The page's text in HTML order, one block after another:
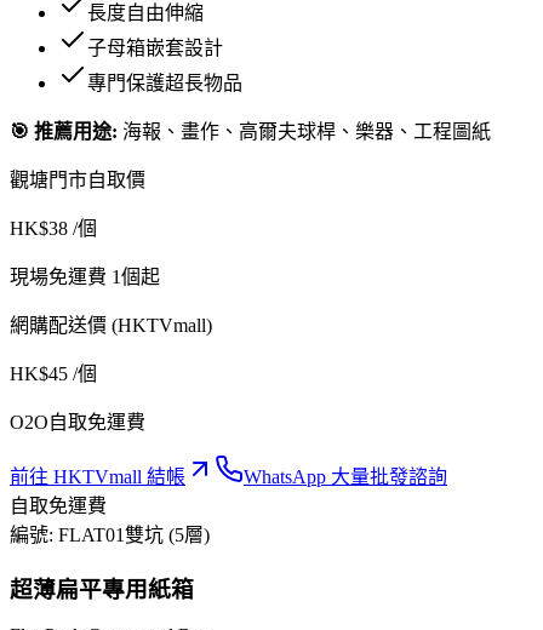
長度自由伸縮
子母箱嵌套設計
專門保護超長物品
🎯 推薦用途: 海報、畫作、高爾夫球桿、樂器、工程圖紙
觀塘門市自取價
HK$38 /個
現場免運費 1個起
網購配送價 (HKTVmall)
HK$45 /個
O2O自取免運費
前往 HKTVmall 結帳
WhatsApp 大量批發諮詢
自取免運費
編號: FLAT01雙坑 (5層)
超薄扁平專用紙箱